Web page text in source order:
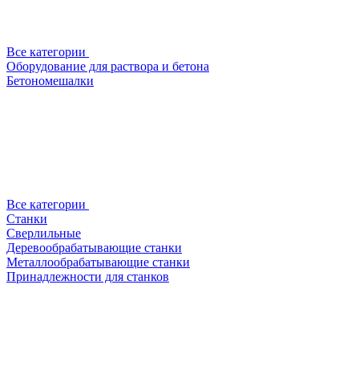
Все категории
Оборудование для раствора и бетона
Бетономешалки
Все категории
Станки
Сверлильные
Деревообрабатывающие станки
Металлообрабатывающие станки
Принадлежности для станков